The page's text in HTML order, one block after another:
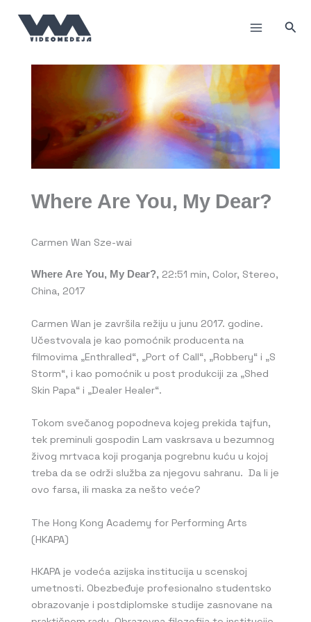
садржај
Where Are You, My Dear?
Carmen Wan Sze-wai
Where Are You, My Dear?, 22:51 min, Color, Stereo,
China, 2017
Carmen Wan je završila režiju u junu 2017. godine.
Učestvovala je kao pomoćnik producenta na
filmovima „Enthralled“, „Port of Call“, „Robbery“ i „S
Storm“, i kao pomoćnik u post produkciji za „Shed
Skin Papa“ i „Dealer Healer“.
Tokom svečanog popodneva kojeg prekida tajfun,
tek preminuli gospodin Lam vaskrsava u bezumnog
živog mrtvaca koji proganja pogrebnu kuću u kojoj
treba da se održi služba za njegovu sahranu. Da li je
ovo farsa, ili maska za nešto veće?
The Hong Kong Academy for Performing Arts
(HKAPA)
HKAPA je vodeća azijska institucija u scenskoj
umetnosti. Obezbeđuje profesionalno studentsko
obrazovanje i postdiplomske studije zasnovane na